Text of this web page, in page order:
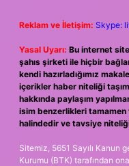
Reklam ve İletişim: Skype:
Yasal Uyarı: Bu internet
şahıs şirketi ile hiçbir
kendi hazırladığımız
içerikler haber niteliği
hakkında paylaşım
isim benzerlikleri
halindedir ve tavsiye
Sitemiz, 5651 Sayılı Kanun
Kurumu (BTK) tarafından